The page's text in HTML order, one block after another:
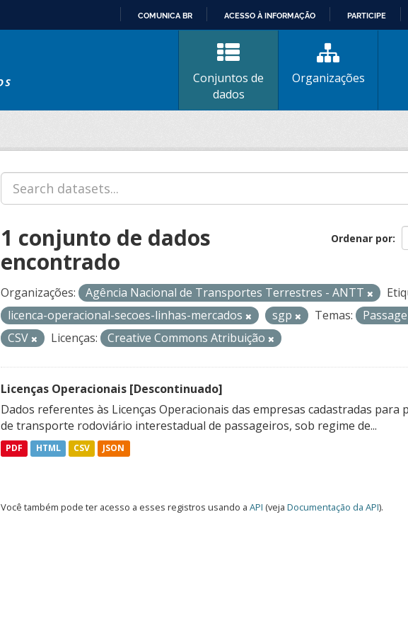
CONTEÚDO
COMUNICA BR ACESSO À INFORMAÇÃO PARTICIPE
Conjuntos de
dados
Organizações
Ordenar por
1 conjunto de dados
encontrado
Organizações: Agência Nacional de Transportes Terrestres - ANTT
licenca-operacional-secoes-linhas-mercados
sgp Temas:
CSV
Licenças: Creative Commons Atribuição
Licenças Operacionais [Descontinuado]
Dados referentes às Licenças Operacionais das empresas cadastradas
de transporte rodoviário interestadual de passageiros, sob regime de...
PDF HTML CSV JSON
Você também pode ter acesso a esses registros usando a API (veja Documentação da API).